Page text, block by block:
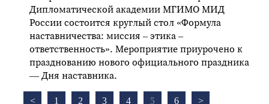
Дипломатической академии МГИМО МИД
России состоится круглый стол «Формула
наставничества: миссия – этика –
ответственность». Мероприятие приурочено к
празднованию нового официального праздника
— Дня наставника.
< 1 2 3 4 5 6 >